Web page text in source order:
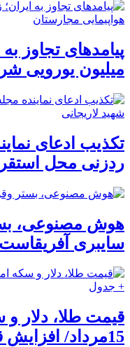
میلیون یورویی
تکذیب ادعای
ردزنی محل
سایبری آفریقاست
قیمت طلا، دلار و
15مرداد/ افزایش قیمت ها + جدول